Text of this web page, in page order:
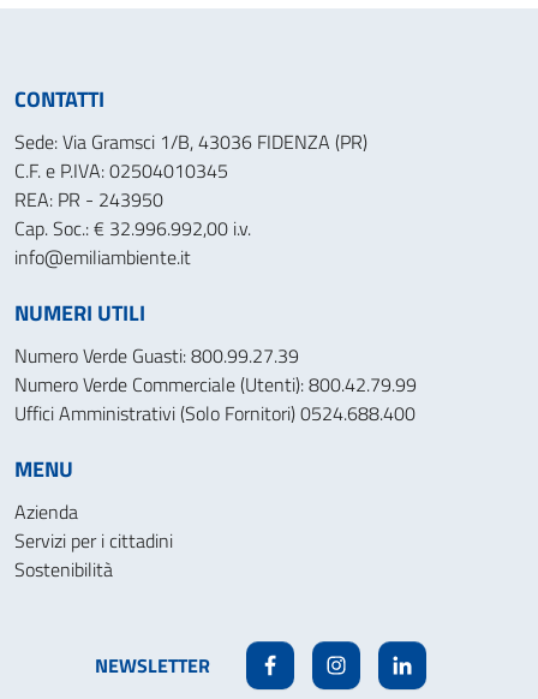
CONTATTI
Sede: Via Gramsci 1/B, 43036 FIDENZA (PR)
C.F. e P.IVA: 02504010345
REA: PR - 243950
Cap. Soc.: € 32.996.992,00 i.v.
info@emiliambiente.it
NUMERI UTILI
Numero Verde Guasti: 800.99.27.39
Numero Verde Commerciale (Utenti): 800.42.79.99
Uffici Amministrativi (Solo Fornitori) 0524.688.400
MENU
Azienda
Servizi per i cittadini
Sostenibilità
NEWSLETTER FacebookInstagramLinkedin